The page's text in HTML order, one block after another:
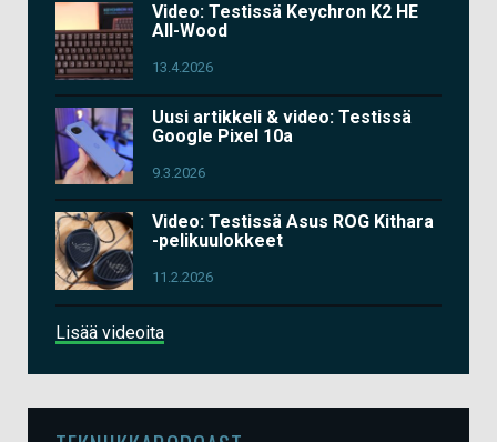
Video: Testissä Keychron K2 HE
All-Wood
13.4.2026
Uusi artikkeli & video: Testissä
Google Pixel 10a
9.3.2026
Video: Testissä Asus ROG Kithara
-pelikuulokkeet
11.2.2026
Lisää videoita